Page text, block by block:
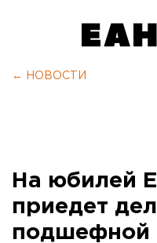
← НОВОСТИ
На юбилей
приедет
подшефной